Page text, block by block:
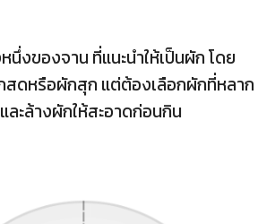
นึ่งของจาน ที่แนะนำให้เป็นผัก โดย
สดหรือผักสุก แต่ต้องเลือกผักที่หลาก
ะล้างผักให้สะอาดก่อนกิน